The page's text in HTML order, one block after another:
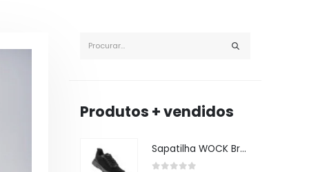
Produtos + vendidos
Sapatilha WOCK Breelite Preto